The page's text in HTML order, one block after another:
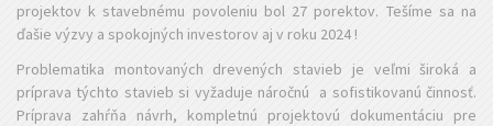
projektov k stavebnému povoleniu bol 27 porektov. Tešíme sa na
ďašie výzvy a spokojných investorov aj v roku 2024 !
Problematika montovaných drevených stavieb je veľmi široká a
príprava týchto stavieb si vyžaduje náročnú a sofistikovanú činnosť.
Príprava zahŕňa návrh, kompletnú projektovú dokumentáciu pre